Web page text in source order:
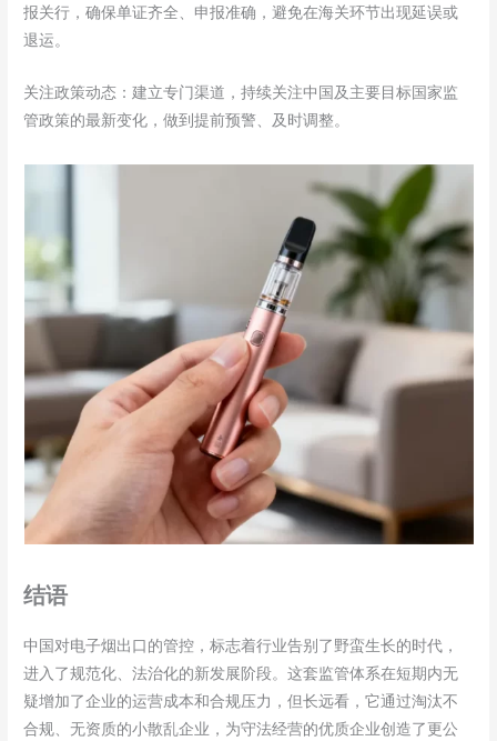
报关行，确保单证齐全、申报准确，避免在海关环节出现延误或
退运。
关注政策动态：建立专门渠道，持续关注中国及主要目标国家监
管政策的最新变化，做到提前预警、及时调整。
结语
中国对电子烟出口的管控，标志着行业告别了野蛮生长的时代，
进入了规范化、法治化的新发展阶段。这套监管体系在短期内无
疑增加了企业的运营成本和合规压力，但长远看，它通过淘汰不
合规、无资质的小散乱企业，为守法经营的优质企业创造了更公